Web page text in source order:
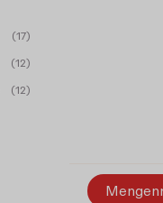
(17)
(12)
(12)